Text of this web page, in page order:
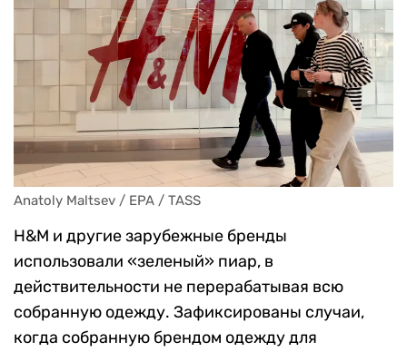
Anatoly Maltsev / EPA / TASS
H&M и другие зарубежные бренды
использовали «зеленый» пиар, в
действительности не перерабатывая всю
собранную одежду. Зафиксированы случаи,
когда собранную брендом одежду для